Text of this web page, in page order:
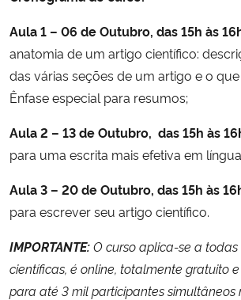
Aula 1 – 06 de Outubro, das 15h às
anatomia de um artigo científico:
das várias seções de um artigo e o
Ênfase especial para resumos;
Aula 2 – 13 de Outubro, das 15h às
para uma escrita mais efetiva em
Aula 3 – 20 de Outubro, das 15h às
para escrever seu artigo científico.
IMPORTANTE:O curso aplica-se a
científicas, é online, totalmente gratuito
para até 3 mil participantes simultâneos